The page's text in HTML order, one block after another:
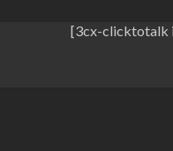
[3cx-clicktotalk